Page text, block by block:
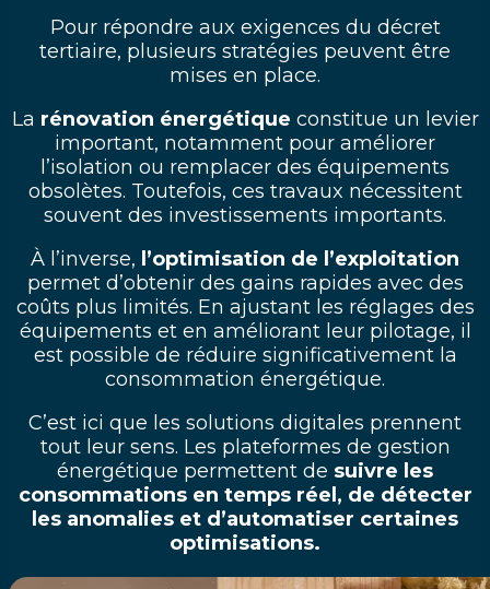
Pour répondre aux exigences du décret
tertiaire, plusieurs stratégies peuvent être
mises en place.
La rénovation énergétique constitue un levier
important, notamment pour améliorer
l’isolation ou remplacer des équipements
obsolètes. Toutefois, ces travaux nécessitent
souvent des investissements importants.
À l’inverse, l’optimisation de l’exploitation
permet d’obtenir des gains rapides avec des
coûts plus limités. En ajustant les réglages des
équipements et en améliorant leur pilotage, il
est possible de réduire significativement la
consommation énergétique.
C’est ici que les solutions digitales prennent
tout leur sens. Les plateformes de gestion
énergétique permettent de suivre les
consommations en temps réel, de détecter
les anomalies et d’automatiser certaines
optimisations.